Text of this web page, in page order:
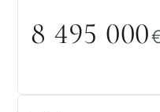
8 495 000